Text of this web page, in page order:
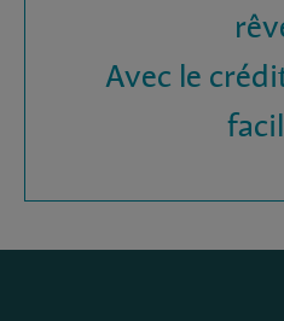
Avec le